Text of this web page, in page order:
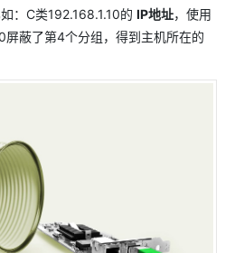
：C类192.168.1.10的 IP地址，使用
蔽了第4个分组，得到主机所在的